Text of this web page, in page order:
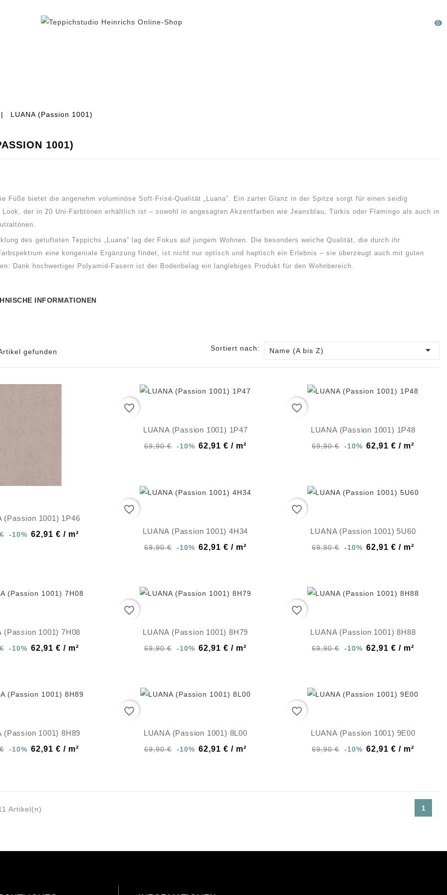
0
LUANA (Passion 1001)
1001)
Füße bietet die angenehm voluminöse Soft-Frisé-Qualität „Luana”. Ein zarter Glanz in der Spitze sorgt für einen seidig
Look, der in 20 Uni-Farbtönen erhältlich ist – sowohl in angesagten Akzentfarben wie Jeansblau, Türkis oder Flamingo als auch in
des getufteten Teppichs „Luana“ lag der Fokus auf jungem Wohnen. Die besonders weiche Qualität, die durch ihr
eine kongeniale Ergänzung findet, ist nicht nur optisch und haptisch ein Erlebnis – sie überzeugt auch mit guten
Dank hochwertiger Polyamid-Fasern ist der Bodenbelag ein langlebiges Produkt für den Wohnbereich.
INFORMATIONEN
gefunden Sortiert nach: Name (A bis Z) 
(Passion 1001) 1P46
-10% 62,91 € / m²
favorite_border
LUANA (Passion 1001) 1P47
69,90 € -10% 62,91 € / m²
favorite_border
LUANA (Passion 1001) 1P48
69,90 € -10% 62,91 € / m²
favorite_border
LUANA (Passion 1001) 4H34
69,90 € -10% 62,91 € / m²
favorite_border
LUANA (Passion 1001) 5U60
69,90 € -10% 62,91 € / m²
(Passion 1001) 7H08
-10% 62,91 € / m²
favorite_border
LUANA (Passion 1001) 8H79
69,90 € -10% 62,91 € / m²
favorite_border
LUANA (Passion 1001) 8H88
69,90 € -10% 62,91 € / m²
(Passion 1001) 8H89
-10% 62,91 € / m²
favorite_border
LUANA (Passion 1001) 8L00
69,90 € -10% 62,91 € / m²
favorite_border
LUANA (Passion 1001) 9E00
69,90 € -10% 62,91 € / m²
Artikel(n) 1